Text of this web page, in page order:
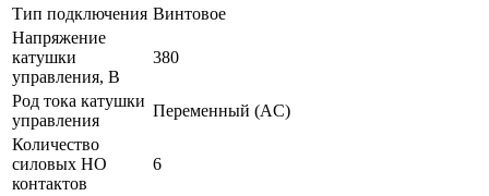
Тип подключения Винтовое
Напряжение
катушки
управления, В
380
Род тока катушки
управления
Переменный (AC)
Количество
силовых НО
контактов
6